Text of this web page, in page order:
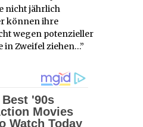
nicht jährlich
können ihre
wegen potenzieller
Zweifel ziehen…”